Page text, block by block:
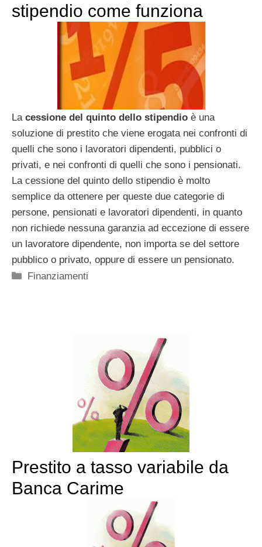
stipendio come funziona
La cessione del quinto dello stipendio è una
soluzione di prestito che viene erogata nei confronti di
quelli che sono i lavoratori dipendenti, pubblici o
privati, e nei confronti di quelli che sono i pensionati.
La cessione del quinto dello stipendio è molto
semplice da ottenere per queste due categorie di
persone, pensionati e lavoratori dipendenti, in quanto
non richiede nessuna garanzia ad eccezione di essere
un lavoratore dipendente, non importa se del settore
pubblico o privato, oppure di essere un pensionato.
Categorie
Finanziamenti
Prestito a tasso variabile da
Banca Carime